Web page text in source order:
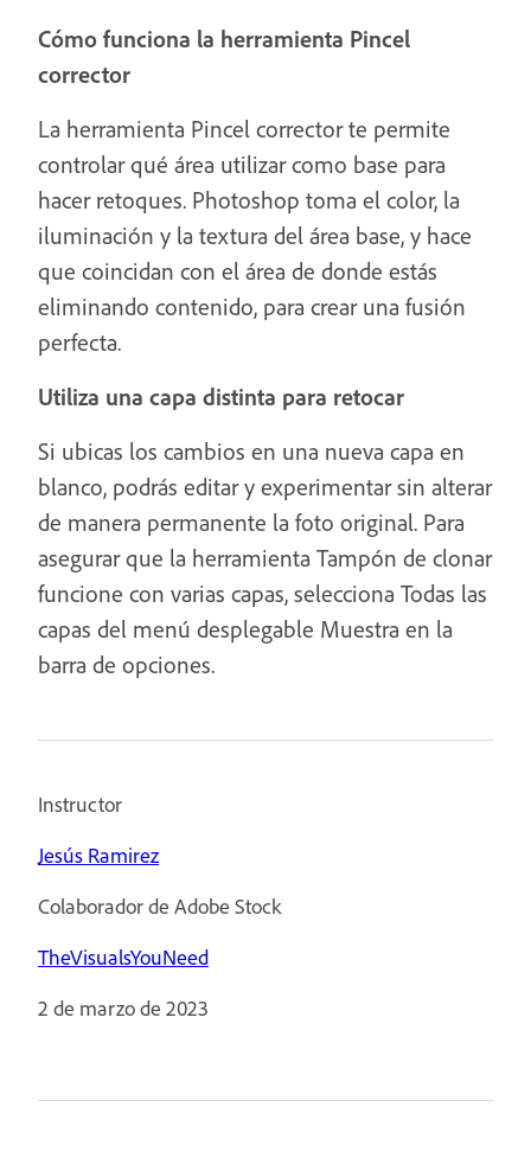
Cómo funciona la herramienta Pincel
corrector
La herramienta Pincel corrector te permite
controlar qué área utilizar como base para
hacer retoques. Photoshop toma el color, la
iluminación y la textura del área base, y hace
que coincidan con el área de donde estás
eliminando contenido, para crear una fusión
perfecta.
Utiliza una capa distinta para retocar
Si ubicas los cambios en una nueva capa en
blanco, podrás editar y experimentar sin alterar
de manera permanente la foto original. Para
asegurar que la herramienta Tampón de clonar
funcione con varias capas, selecciona Todas las
capas del menú desplegable Muestra en la
barra de opciones.
Instructor
Jesús Ramirez
Colaborador de Adobe Stock
TheVisualsYouNeed
2 de marzo de 2023